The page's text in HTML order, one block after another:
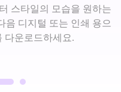
스타일의 모습을 원하는
음 디지털 또는 인쇄 용으
다운로드하세요.